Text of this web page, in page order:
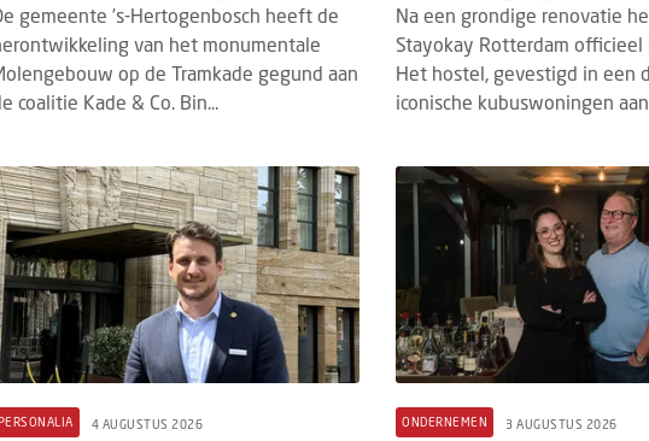
gemeente ’s-Hertogenbosch heeft de
van het monumentale
op de Tramkade gegund aan
coalitie Kade & Co. Bin...
Na een grondige renovatie
Stayokay Rotterdam officieel
Het hostel, gevestigd in een
iconische kubuswoningen aan
4 AUGUSTUS 2026 ONDERNEMEN 3 AUGUSTUS 2026